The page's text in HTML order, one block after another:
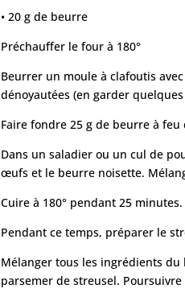
• 20 g de beurre
Préchauffer le four à 180°
Beurrer un moule à clafoutis
dénoyautées (en garder
Faire fondre 25 g de beurre à
Dans un saladier ou un cul de
œufs et le beurre noisette.
Cuire à 180° pendant 25 minutes.
Pendant ce temps, préparer le
Mélanger tous les ingrédients du
parsemer de streusel.